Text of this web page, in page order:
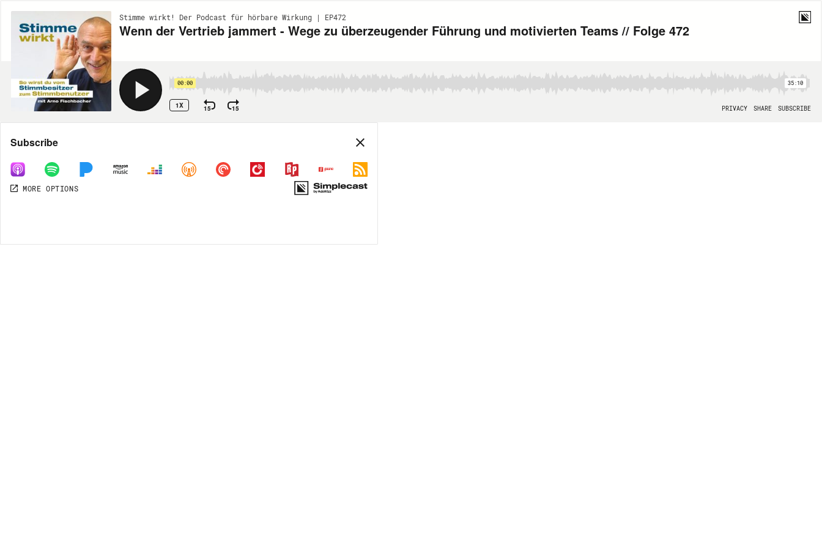
Stimme wirkt! Der Podcast für hörbare Wirkung | EP472
Wenn der Vertrieb jammert - Wege zu überzeugender Führung und motivierten Teams // Folge 472
00:00 35:10
1X 15 15 PRIVACY SHARE SUBSCRIBE
Share
MORE OPTIONS
Subscribe
MORE OPTIONS